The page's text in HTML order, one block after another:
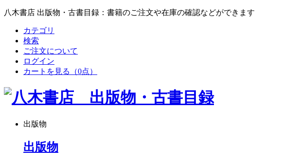
八木書店 出版物・古書目録：書籍のご注文や在庫の確認などができます
カテゴリ
検索
ご注文について
ログイン
カートを見る
（0点）
出版物
出版物